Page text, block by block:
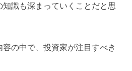
識も深まっていくことだと思
の中で、投資家が注目すべき